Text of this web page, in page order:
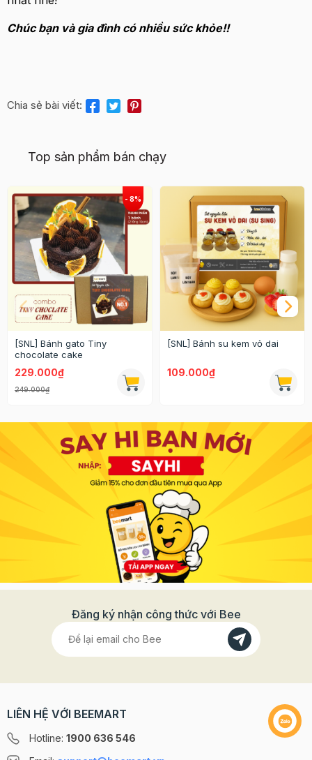
Chúc bạn và gia đình có nhiều sức khỏe!!
Chia sẻ bài viết:
Top sản phẩm bán chạy
[SNL] Bánh gato Tiny
chocolate cake
229.000₫
249.000₫
[SNL] Bánh su kem vỏ dai
109.000₫
Đăng ký nhận công thức với Bee
LIÊN HỆ VỚI BEEMART
Hotline: 1900 636 546